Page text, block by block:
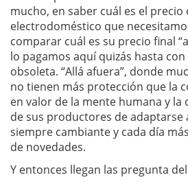
mucho, en saber cuál es el precio
electrodoméstico que
comparar cuál es su precio final
lo pagamos aquí quizás hasta
obsoleta. “Allá afuera”, donde
no tienen más protección que la
en valor de la mente humana y la
de sus productores de adaptarse
siempre cambiante y cada día
de novedades.
Y entonces llegan las pregunta